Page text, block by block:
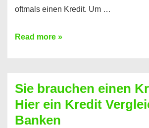
oftmals einen Kredit. Um …
Brauchen
Summe
Geld?
Hier
Read more »
Sie brauchen einen
Hier ein Kredit
Banken